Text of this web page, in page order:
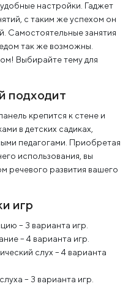
настройки. Гаджет
с таким же успехом он
Самостоятельные занятия
так же возможны.
Выбирайте тему для
подходит
крепится к стене и
в детских садиках,
педагогами. Приобретая
использования, вы
речевого развития вашего
игр
– 3 варианта игр.
– 4 варианта игр.
слух – 4 варианта
– 3 варианта игр.